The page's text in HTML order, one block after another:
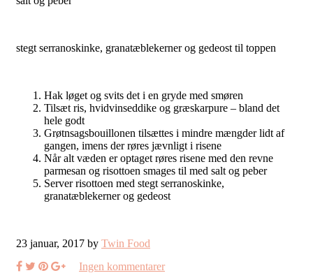
stegt serranoskinke, granatæblekerner og gedeost til toppen
Hak løget og svits det i en gryde med smøren
Tilsæt ris, hvidvinseddike og græskarpure – bland det
hele godt
Grøtnsagsbouillonen tilsættes i mindre mængder lidt af
gangen, imens der røres jævnligt i risene
Når alt væden er optaget røres risene med den revne
parmesan og risottoen smages til med salt og peber
Server risottoen med stegt serranoskinke,
granatæblekerner og gedeost
23 januar, 2017 by Twin Food
Ingen kommentarer